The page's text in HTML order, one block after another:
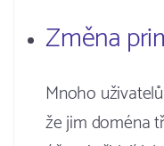
Změna
Mnoho
že jim doména